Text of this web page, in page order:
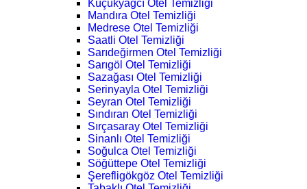
Küçükyağcı Otel Temizliği
Mandıra Otel Temizliği
Medrese Otel Temizliği
Saatli Otel Temizliği
Sarıdeğirmen Otel Temizliği
Sarıgöl Otel Temizliği
Sazağası Otel Temizliği
Serinyayla Otel Temizliği
Seyran Otel Temizliği
Sındıran Otel Temizliği
Sırçasaray Otel Temizliği
Sinanlı Otel Temizliği
Soğulca Otel Temizliği
Söğüttepe Otel Temizliği
Şerefligökgöz Otel Temizliği